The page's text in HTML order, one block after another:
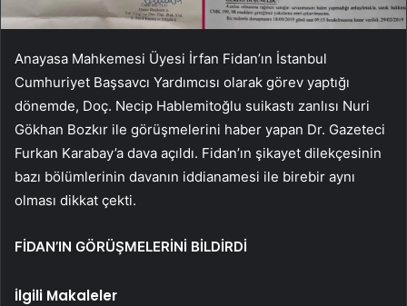
Anayasa Mahkemesi Üyesi İrfan Fidan’ın İstanbul
Cumhuriyet Başsavcı Yardımcısı olarak görev yaptığı
dönemde, Doç. Necip Hablemitoğlu suikastı zanlısı Nuri
Gökhan Bozkır ile görüşmelerini haber yapan Dr. Gazeteci
Furkan Karabay’a dava açıldı. Fidan’ın şikayet dilekçesinin
bazı bölümlerinin davanın iddianamesi ile birebir aynı
olması dikkat çekti.
FİDAN’IN GÖRÜŞMELERİNİ BİLDİRDİ
İlgili Makaleler